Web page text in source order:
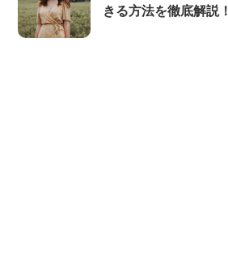
きる方法を徹底解説！